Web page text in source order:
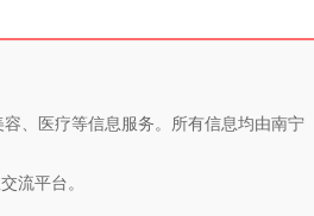
、医疗等信息服务。所有信息均由南宁
流平台。